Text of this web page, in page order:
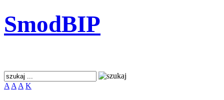
SmodBIP
A A A K